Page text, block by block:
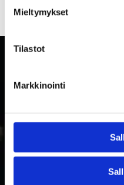
Mieltymykset
Tilastot
Markkinointi
PRENUMERERA PÅ